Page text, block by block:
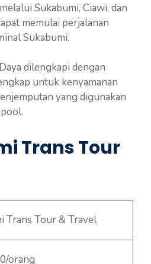
Sukabumi, Ciawi, dan
memulai perjalanan
Sukabumi.
dilengkapi dengan
untuk kenyamanan
yang digunakan
Trans Tour
Trans Tour & Travel
orang